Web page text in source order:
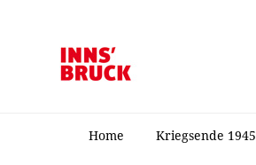
Home Kriegsende 1945